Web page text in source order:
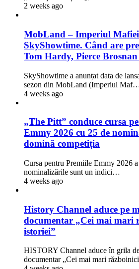
2 weeks ago
MobLand – Imperiul Mafiei
SkyShowtime. Când are
Tom Hardy, Pierce
SkyShowtime a anunțat data de
sezon din MobLand (Imperiul
4 weeks ago
„The Pitt” conduce cursa
Emmy 2026 cu 25 de
domină competiția
Cursa pentru Premiile Emmy 2026
nominalizările sunt un indici…
4 weeks ago
History Channel aduce pe
documentar „Cei mai mari
istoriei”
HISTORY Channel aduce în grila
documentar „Cei mai mari